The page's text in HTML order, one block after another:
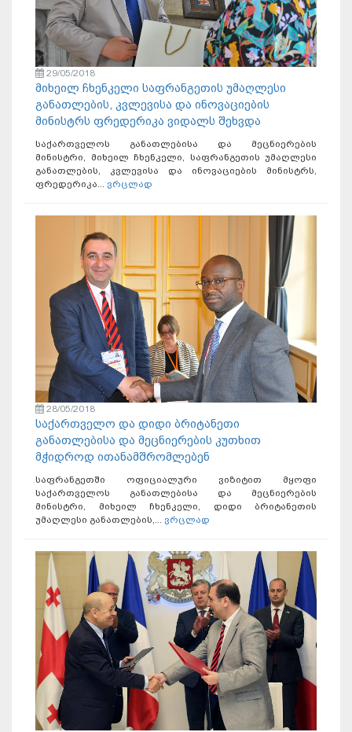
29/05/2018
მიხეილ ჩხენკელი საფრანგეთის უმაღლესი
განათლების, კვლევისა და ინოვაციების
მინისტრს ფრედერიკა ვიდალს შეხვდა
საქართველოს განათლებისა და მეცნიერების
მინისტრი, მიხეილ ჩხენკელი, საფრანგეთის უმაღლესი
განათლების, კვლევისა და ინოვაციების მინისტრს,
ფრედერიკა... ვრცლად
28/05/2018
საქართველო და დიდი ბრიტანეთი
განათლებისა და მეცნიერების კუთხით
მჭიდროდ ითანამშრომლებენ
საფრანგეთში ოფიციალური ვიზიტით მყოფი
საქართველოს განათლებისა და მეცნიერების
მინისტრი, მიხეილ ჩხენკელი, დიდი ბრიტანეთის
უმაღლესი განათლების,... ვრცლად